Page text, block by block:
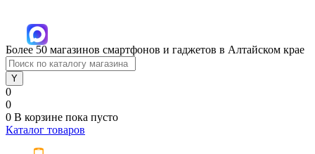
Более 50 магазинов смартфонов и гаджетов в Алтайском крае
0
0
0 В корзине пока пусто
Каталог товаров